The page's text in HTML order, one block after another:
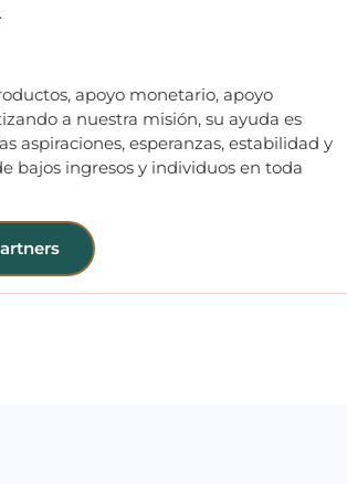
apoyo monetario, apoyo
a nuestra misión, su ayuda es
aspiraciones, esperanzas, estabilidad y
bajos ingresos y individuos en toda